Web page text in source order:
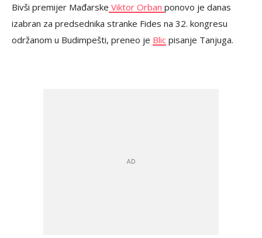
Bivši premijer Mađarske Viktor Orban ponovo je danas
izabran za predsednika stranke Fides na 32. kongresu
održanom u Budimpešti, preneo je Blic pisanje Tanjuga.